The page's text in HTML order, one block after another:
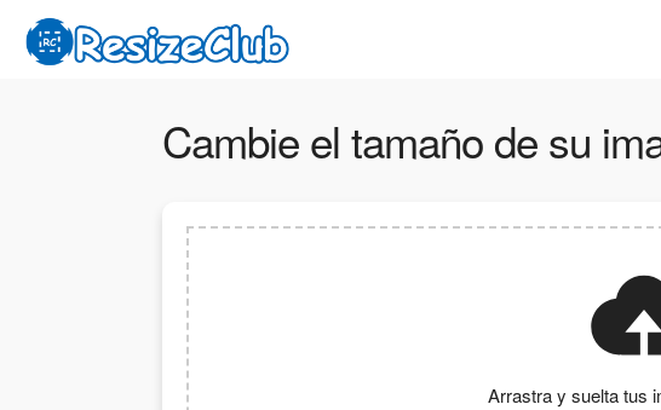
Cambie el tamaño de su
Arrastra y suelta tus